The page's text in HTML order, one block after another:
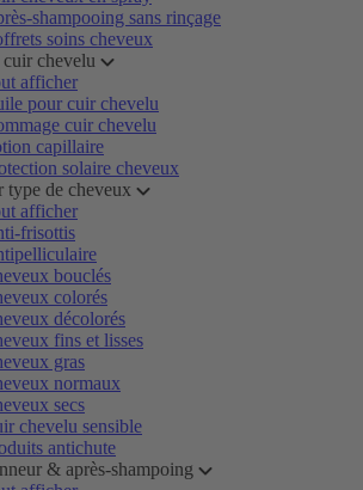
shampooing sans rinçage
soins cheveux
chevelu
afficher
pour cuir chevelu
cuir chevelu
capillaire
solaire cheveux
type de cheveux
afficher
frisottis
bouclés
colorés
décolorés
fins et lisses
gras
normaux
secs
chevelu sensible
antichute
& après-shampoing